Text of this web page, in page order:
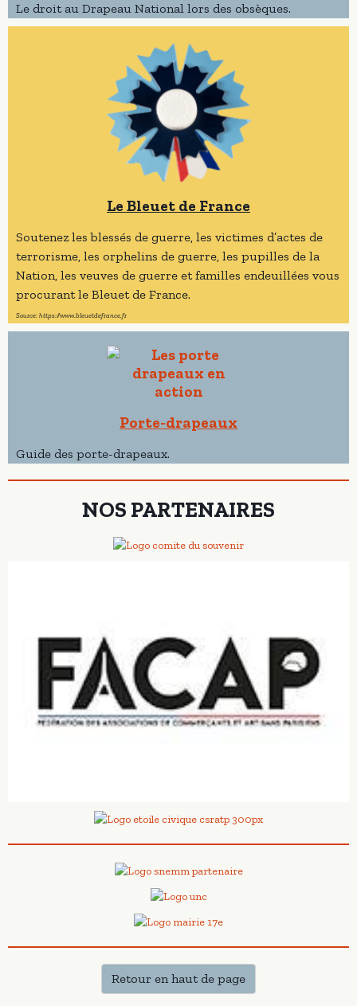
Le droit au Drapeau National lors des obsèques.
Le Bleuet de France
Soutenez les blessés de guerre, les victimes d’actes de
terrorisme, les orphelins de guerre, les pupilles de la
Nation, les veuves de guerre et familles endeuillées vous
procurant le Bleuet de France.
Source: https://www.bleuetdefrance.fr
Porte-drapeaux
Guide des porte-drapeaux.
NOS PARTENAIRES
Retour en haut de page